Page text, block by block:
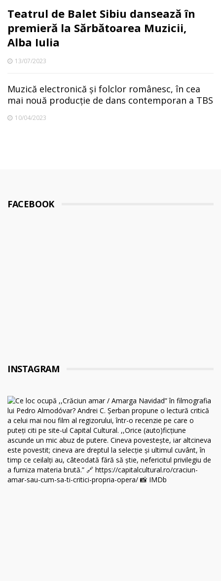
Teatrul de Balet Sibiu dansează în
premieră la Sărbătoarea Muzicii,
Alba Iulia
13/07/2023
Muzică electronică și folclor românesc, în cea
mai nouă producție de dans contemporan a TBS
10/04/2023
FACEBOOK
INSTAGRAM